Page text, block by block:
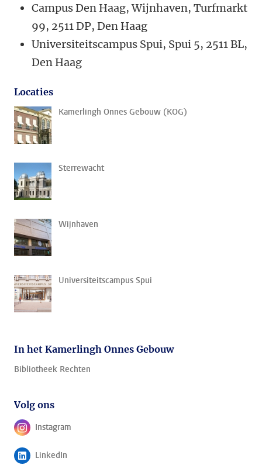
Campus Den Haag, Wijnhaven, Turfmarkt
99, 2511 DP, Den Haag
Universiteitscampus Spui, Spui 5, 2511 BL,
Den Haag
Locaties
Kamerlingh Onnes Gebouw (KOG)
Sterrewacht
Wijnhaven
Universiteitscampus Spui
In het Kamerlingh Onnes Gebouw
Bibliotheek Rechten
Volg ons
Volg ons op
Instagram
LinkedIn